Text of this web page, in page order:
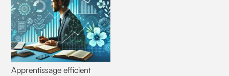
Apprentissage efficient